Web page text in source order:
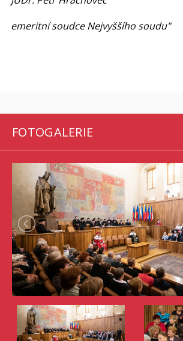
emeritní soudce Nejvyššího soudu"
FOTOGALERIE